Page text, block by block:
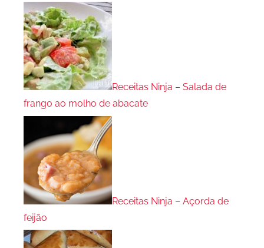
Receitas Ninja – Salada de
frango ao molho de abacate
Receitas Ninja – Açorda de
feijão